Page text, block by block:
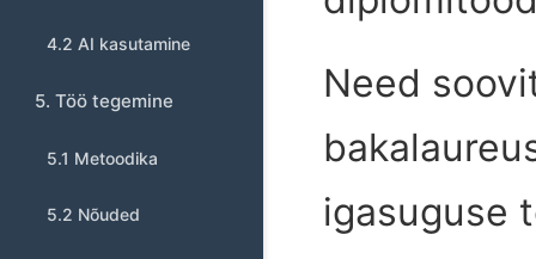
4.2 AI kasutamine
5. Töö tegemine
5.1 Metoodika
5.2 Nõuded
Need
igasuguse